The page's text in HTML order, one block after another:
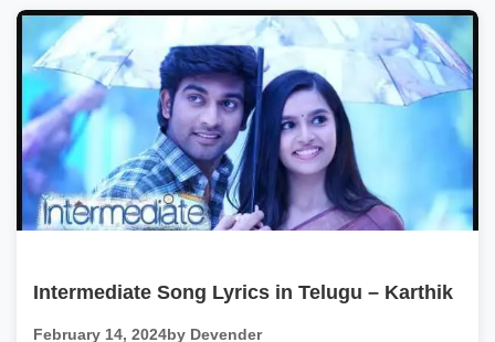
Intermediate Song Lyrics in Telugu – Karthik
February 14, 2024by Devender